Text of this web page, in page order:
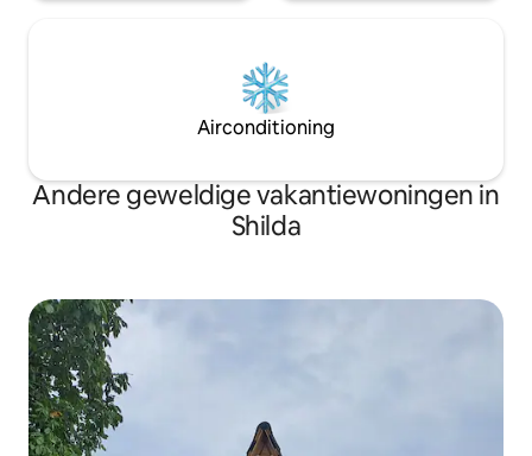
Airconditioning
Andere geweldige vakantiewoningen in
Shilda